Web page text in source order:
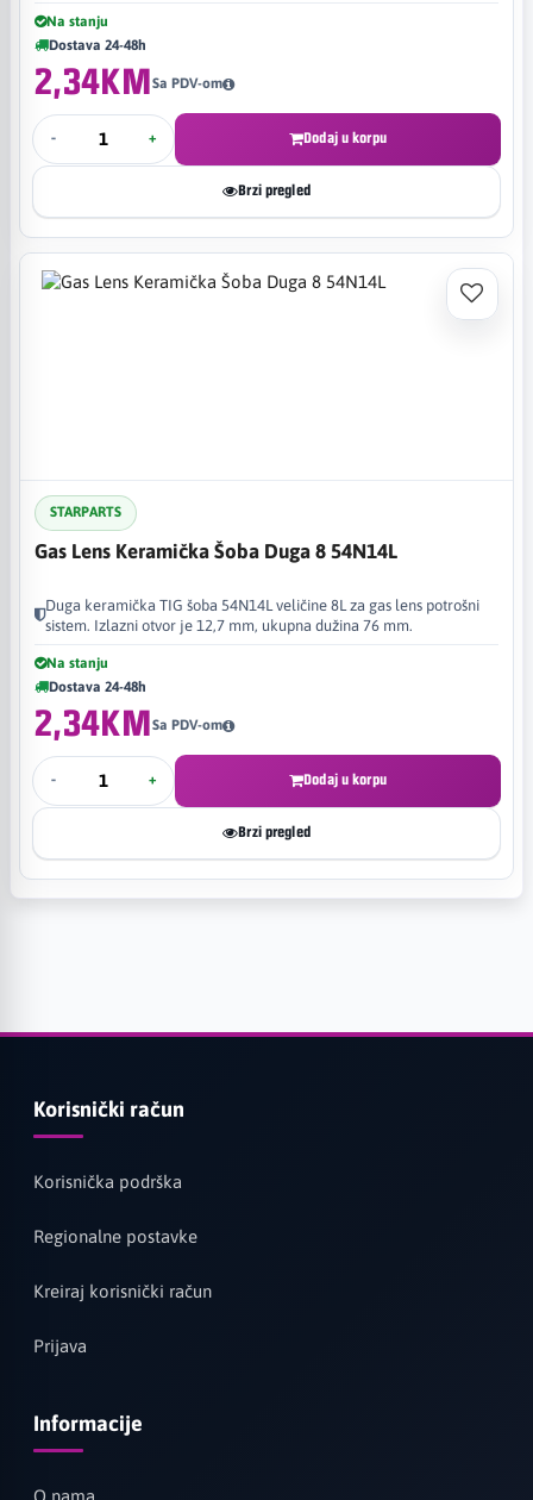
Na stanju
Dostava 24-48h
2,34KMSa PDV-om
- + Dodaj u korpu
Brzi pregled
STARPARTS
Gas Lens Keramička Šoba Duga 8 54N14L
Duga keramička TIG šoba 54N14L veličine 8L za gas lens potrošni
sistem. Izlazni otvor je 12,7 mm, ukupna dužina 76 mm.
Na stanju
Dostava 24-48h
2,34KMSa PDV-om
- + Dodaj u korpu
Brzi pregled
Korisnički račun
Korisnička podrška
Regionalne postavke
Kreiraj korisnički račun
Prijava
Informacije
O nama